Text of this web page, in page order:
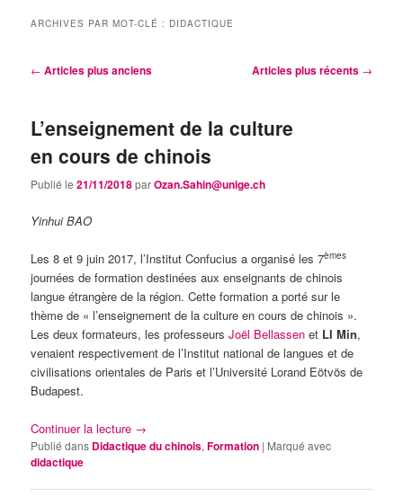
ARCHIVES PAR MOT-CLÉ : DIDACTIQUE
Navigation
← Articles plus anciens Articles plus récents →
L’enseignement de la culture
en cours de chinois
Publié le21/11/2018parOzan.Sahin@unige.ch
Yinhui BAO
Les 8 et 9 juin 2017, l’Institut Confucius a organisé les 7èmes
journées de formation destinées aux enseignants de chinois
langue étrangère de la région. Cette formation a porté sur le
thème de « l’enseignement de la culture en cours de chinois ».
Les deux formateurs, les professeursJoël Bellassenet LI Min,
venaient respectivement de l’Institut national de langues et de
civilisations orientales de Paris et l’Université Lorand Eötvös de
Budapest.
Continuer la lecture →
Publié dans Didactique du chinois,Formation | Marqué avec
didactique